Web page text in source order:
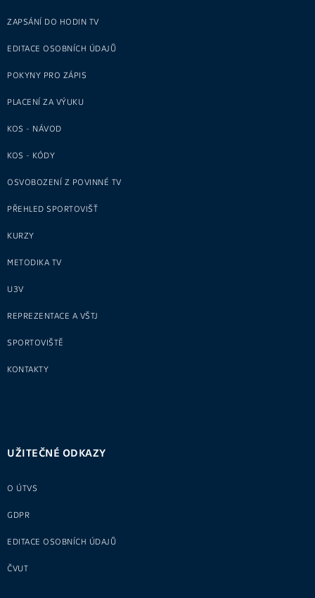
ZAPSÁNÍ DO HODIN TV
EDITACE OSOBNÍCH ÚDAJŮ
POKYNY PRO ZÁPIS
PLACENÍ ZA VÝUKU
KOS - NÁVOD
KOS - KÓDY
OSVOBOZENÍ Z POVINNÉ TV
PŘEHLED SPORTOVIŠŤ
KURZY
METODIKA TV
U3V
REPREZENTACE A VŠTJ
SPORTOVIŠTĚ
KONTAKTY
UŽITEČNÉ ODKAZY
O ÚTVS
GDPR
EDITACE OSOBNÍCH ÚDAJŮ
ČVUT